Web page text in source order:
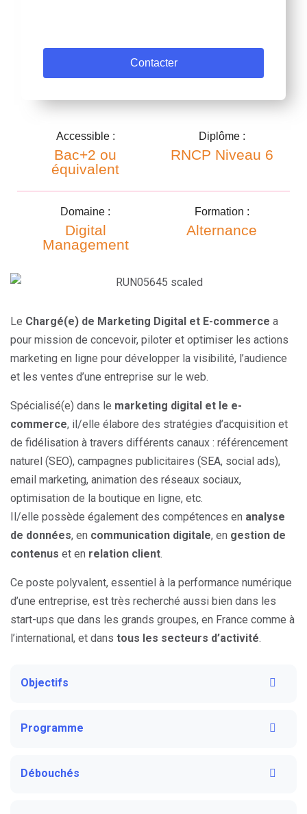
Accessible :
Bac+2 ou
équivalent
Diplôme :
RNCP Niveau 6
Domaine :
Digital
Management
Formation :
Alternance
Le Chargé(e) de Marketing Digital et E-commerce a
pour mission de concevoir, piloter et optimiser les actions
marketing en ligne pour développer la visibilité, l’audience
et les ventes d’une entreprise sur le web.
Spécialisé(e) dans le marketing digital et le e-
commerce, il/elle élabore des stratégies d’acquisition et
de fidélisation à travers différents canaux : référencement
naturel (SEO), campagnes publicitaires (SEA, social ads),
email marketing, animation des réseaux sociaux,
optimisation de la boutique en ligne, etc.
Il/elle possède également des compétences en analyse
de données, en communication digitale, en gestion de
contenus et en relation client.
Ce poste polyvalent, essentiel à la performance numérique
d’une entreprise, est très recherché aussi bien dans les
start-ups que dans les grands groupes, en France comme à
l’international, et dans tous les secteurs d’activité.
Objectifs
Programme
Débouchés
Contacter